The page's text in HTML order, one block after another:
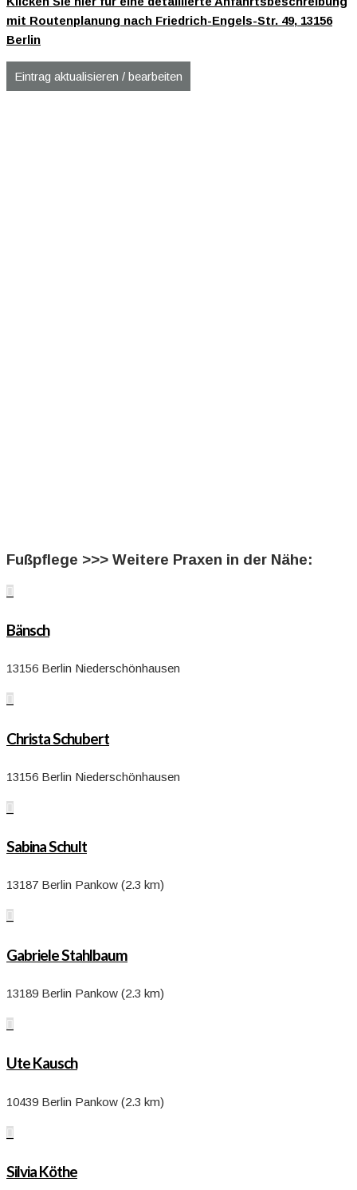
mit Routenplanung nach Friedrich-Engels-Str. 49, 13156
Berlin
Fußpflege >>> Weitere Praxen in der Nähe:

Bänsch
13156 Berlin Niederschönhausen

Christa Schubert
13156 Berlin Niederschönhausen

Sabina Schult
13187 Berlin Pankow (2.3 km)

Gabriele Stahlbaum
13189 Berlin Pankow (2.3 km)

Ute Kausch
10439 Berlin Pankow (2.3 km)

Silvia Köthe